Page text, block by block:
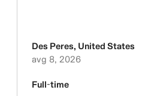
Des Peres, United States
avg 8, 2026
Full-time